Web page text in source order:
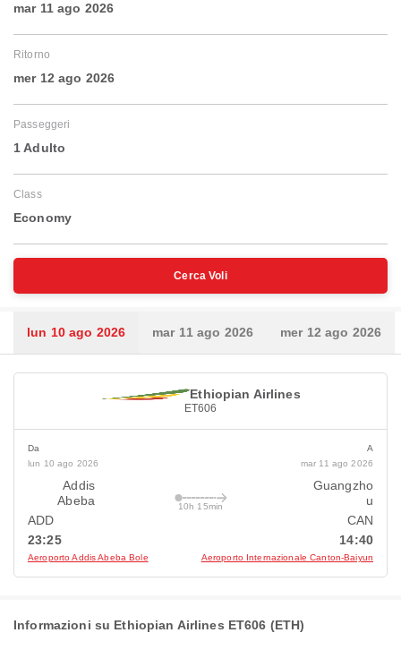
mar 11 ago 2026
Ritorno
mer 12 ago 2026
Passeggeri
1 Adulto
Class
Economy
Cerca Voli
lun 10 ago 2026 mar 11 ago 2026 mer 12 ago 2026
Ethiopian Airlines
ET606
Da
lun 10 ago 2026
Addis
Abeba
ADD
23:25
Aeroporto Addis Abeba Bole
10h 15min
A
mar 11 ago 2026
Guangzho
u
CAN
14:40
Aeroporto Internazionale Canton-Baiyun
Informazioni su Ethiopian Airlines ET606 (ETH)